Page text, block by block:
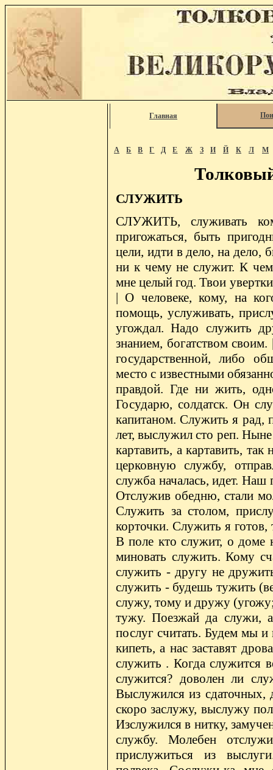
Главная
А Б В Г Д Е Ж З И Й К Л М
СЛУЖИТЬ
СЛУЖИТЬ, служивать
пригожаться, быть
цели, идти в дело, на дело,
ни к чему не служит. К
мне целый год. Твои
| О человеке, кому, на
помощь, услуживать,
угождал. Надо служить
знанием, богатством
государственной, либо
место с известными
правдой. Где ни жить,
Государю, солдатск. Он
капитаном. Служить я рад,
лет, выслужил сто реп.
картавить, а картавить,
церковную службу,
служба началась, идет.
Отслужив обедню, стали
Служить за столом,
корточки. Служить я
В поле кто служит, о доме
миновать служить. Кому
служить - другу не
служить - будешь тужить
служу, тому и дружу
тужу. Поезжай да служи,
послуг считать. Будем мы и
кипеть, а нас заставят
служить . Когда служится
служится? доволен ли
Выслужился из
скоро заслужу, выслужу
Изслужился в нитку,
службу. Молебен
прислужиться из